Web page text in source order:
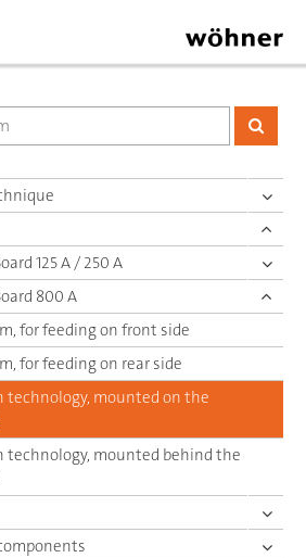
125 A / 250 A
800 A
for feeding on front side
for feeding on rear side
technology, mounted on the
technology, mounted behind the